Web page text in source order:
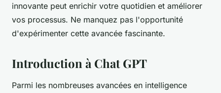
innovante peut enrichir votre quotidien et améliorer
vos processus. Ne manquez pas l'opportunité
d'expérimenter cette avancée fascinante.
Introduction à Chat GPT
Parmi les nombreuses avancées en intelligence